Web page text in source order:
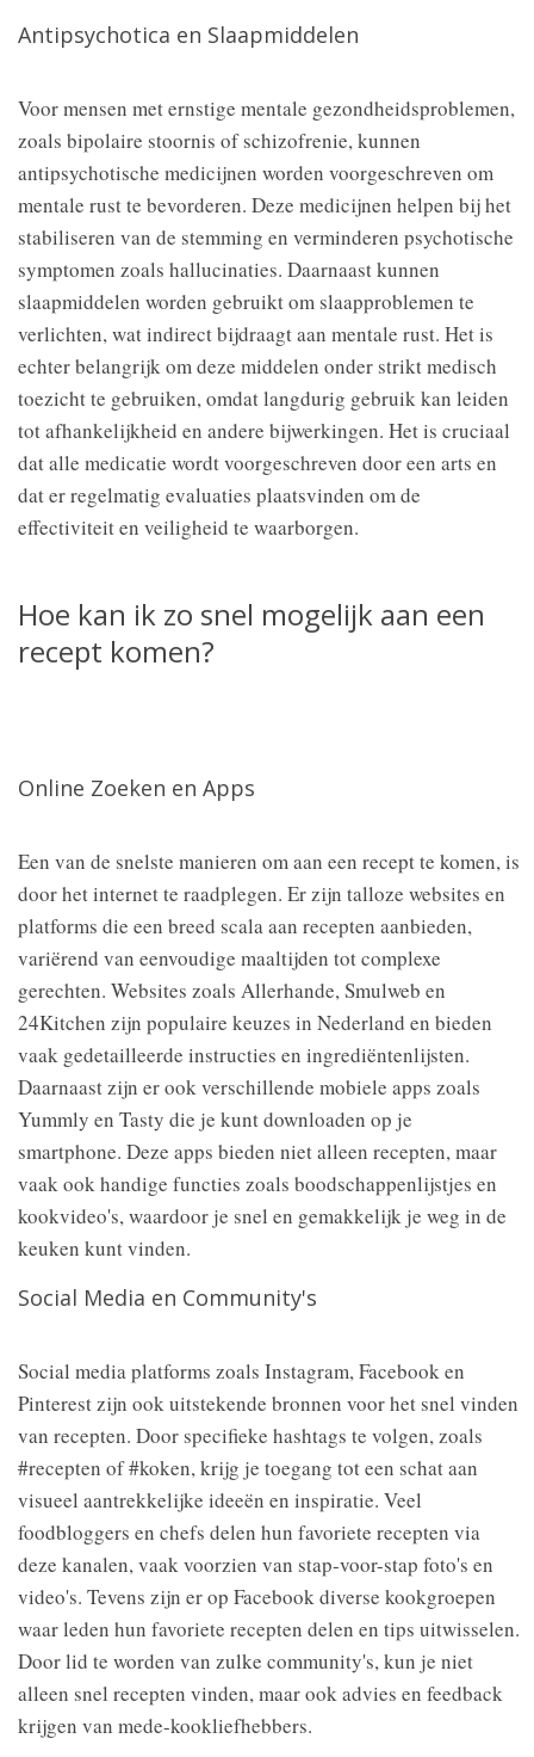
Antipsychotica en Slaapmiddelen
Voor mensen met ernstige mentale gezondheidsproblemen,
zoals bipolaire stoornis of schizofrenie, kunnen
antipsychotische medicijnen worden voorgeschreven om
mentale rust te bevorderen. Deze medicijnen helpen bij het
stabiliseren van de stemming en verminderen psychotische
symptomen zoals hallucinaties. Daarnaast kunnen
slaapmiddelen worden gebruikt om slaapproblemen te
verlichten, wat indirect bijdraagt aan mentale rust. Het is
echter belangrijk om deze middelen onder strikt medisch
toezicht te gebruiken, omdat langdurig gebruik kan leiden
tot afhankelijkheid en andere bijwerkingen. Het is cruciaal
dat alle medicatie wordt voorgeschreven door een arts en
dat er regelmatig evaluaties plaatsvinden om de
effectiviteit en veiligheid te waarborgen.
Hoe kan ik zo snel mogelijk aan een
recept komen?
Online Zoeken en Apps
Een van de snelste manieren om aan een recept te komen, is
door het internet te raadplegen. Er zijn talloze websites en
platforms die een breed scala aan recepten aanbieden,
variërend van eenvoudige maaltijden tot complexe
gerechten. Websites zoals Allerhande, Smulweb en
24Kitchen zijn populaire keuzes in Nederland en bieden
vaak gedetailleerde instructies en ingrediëntenlijsten.
Daarnaast zijn er ook verschillende mobiele apps zoals
Yummly en Tasty die je kunt downloaden op je
smartphone. Deze apps bieden niet alleen recepten, maar
vaak ook handige functies zoals boodschappenlijstjes en
kookvideo's, waardoor je snel en gemakkelijk je weg in de
keuken kunt vinden.
Social Media en Community's
Social media platforms zoals Instagram, Facebook en
Pinterest zijn ook uitstekende bronnen voor het snel vinden
van recepten. Door specifieke hashtags te volgen, zoals
#recepten of #koken, krijg je toegang tot een schat aan
visueel aantrekkelijke ideeën en inspiratie. Veel
foodbloggers en chefs delen hun favoriete recepten via
deze kanalen, vaak voorzien van stap-voor-stap foto's en
video's. Tevens zijn er op Facebook diverse kookgroepen
waar leden hun favoriete recepten delen en tips uitwisselen.
Door lid te worden van zulke community's, kun je niet
alleen snel recepten vinden, maar ook advies en feedback
krijgen van mede-kookliefhebbers.